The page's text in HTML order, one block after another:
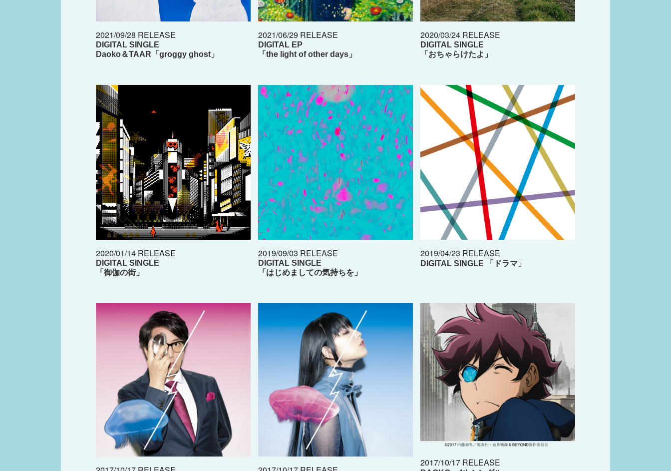
2021/09/28 RELEASE
DIGITAL SINGLE
Daoko＆TAAR「groggy ghost」
2021/06/29 RELEASE
DIGITAL EP
「the light of other days」
2020/03/24 RELEASE
DIGITAL SINGLE
「おちゃらけたよ」
2020/01/14 RELEASE
DIGITAL SINGLE
「御伽の街」
2019/09/03 RELEASE
DIGITAL SINGLE
「はじめましての気持ちを」
2019/04/23 RELEASE
DIGITAL SINGLE 「ドラマ」
2017/10/17 RELEASE